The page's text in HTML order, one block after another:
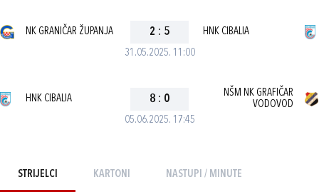
31.05.2025. 11:00
NK GRANIČAR ŽUPANJA 2 : 5 HNK CIBALIA
05.06.2025. 17:45
HNK CIBALIA 8 : 0
NŠM NK GRAFIČAR
VODOVOD
STRIJELCI KARTONI NASTUPI / MINUTE